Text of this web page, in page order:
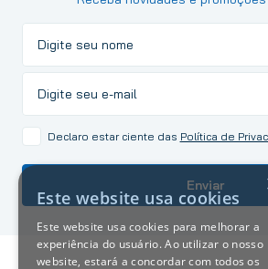
Declaro estar ciente das Política de
Enviar
Este website usa cookies
Este website usa cookies para melhorar a
experiência do usuário. Ao utilizar o nosso
website, estará a concordar com todos os